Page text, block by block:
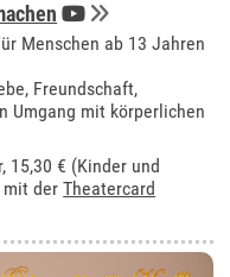
Menschen ab 13 Jahren
Freundschaft,
Umgang mit körperlichen
, 15,30 € (Kinder und
mit derTheatercard